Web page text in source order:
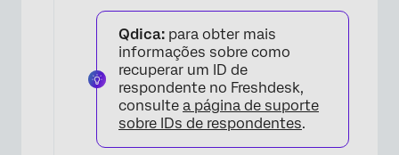
Qdica: para obter mais
informações sobre como
recuperar um ID de
respondente no Freshdesk,
consulte a página de suporte
sobre IDs de respondentes.